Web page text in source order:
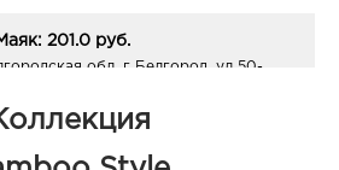
201.0 руб.
обл, г Белгород, ул 50-
9:00 - 20:00